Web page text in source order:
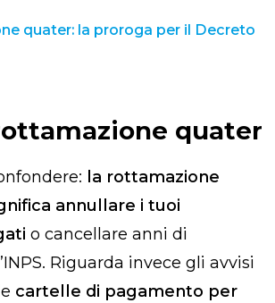
quater: la proroga per il Decreto
quater
la rottamazione
annullare i tuoi
o cancellare anni di
Riguarda invece gli avvisi
cartelle di pagamento per